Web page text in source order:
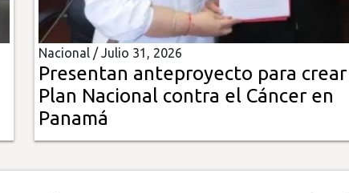
Nacional /Julio 31, 2026
Presentan anteproyecto para
Plan Nacional contra el Cáncer en
Panamá